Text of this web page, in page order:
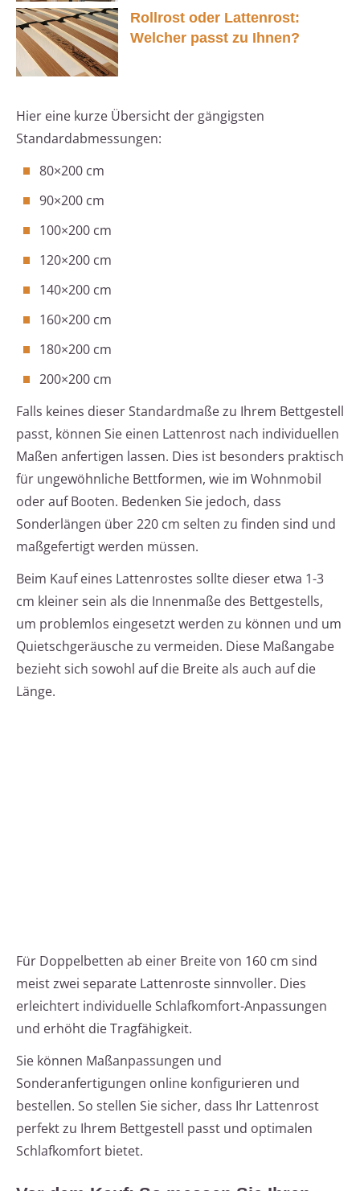
Rollrost oder Lattenrost:
Welcher passt zu Ihnen?
Hier eine kurze Übersicht der gängigsten
Standardabmessungen:
80×200 cm
90×200 cm
100×200 cm
120×200 cm
140×200 cm
160×200 cm
180×200 cm
200×200 cm
Falls keines dieser Standardmaße zu Ihrem Bettgestell
passt, können Sie einen Lattenrost nach individuellen
Maßen anfertigen lassen. Dies ist besonders praktisch
für ungewöhnliche Bettformen, wie im Wohnmobil
oder auf Booten. Bedenken Sie jedoch, dass
Sonderlängen über 220 cm selten zu finden sind und
maßgefertigt werden müssen.
Beim Kauf eines Lattenrostes sollte dieser etwa 1-3
cm kleiner sein als die Innenmaße des Bettgestells,
um problemlos eingesetzt werden zu können und um
Quietschgeräusche zu vermeiden. Diese Maßangabe
bezieht sich sowohl auf die Breite als auch auf die
Länge.
Für Doppelbetten ab einer Breite von 160 cm sind
meist zwei separate Lattenroste sinnvoller. Dies
erleichtert individuelle Schlafkomfort-Anpassungen
und erhöht die Tragfähigkeit.
Sie können Maßanpassungen und
Sonderanfertigungen online konfigurieren und
bestellen. So stellen Sie sicher, dass Ihr Lattenrost
perfekt zu Ihrem Bettgestell passt und optimalen
Schlafkomfort bietet.